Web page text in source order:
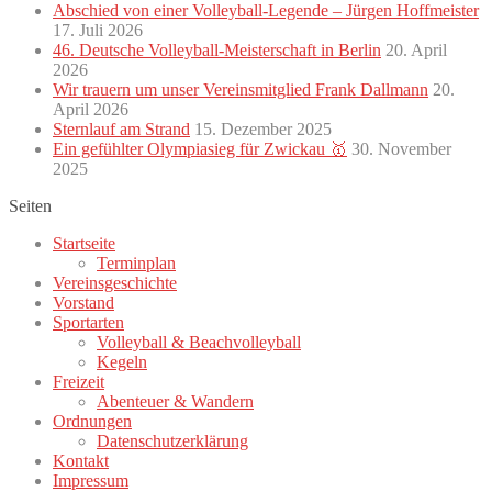
Abschied von einer Volleyball-Legende – Jürgen Hoffmeister
17. Juli 2026
46. Deutsche Volleyball-Meisterschaft in Berlin 20. April
2026
Wir trauern um unser Vereinsmitglied Frank Dallmann 20.
April 2026
Sternlauf am Strand 15. Dezember 2025
Ein gefühlter Olympiasieg für Zwickau 🥇 30. November
2025
Seiten
Startseite
Terminplan
Vereinsgeschichte
Vorstand
Sportarten
Volleyball & Beachvolleyball
Kegeln
Freizeit
Abenteuer & Wandern
Ordnungen
Datenschutzerklärung
Kontakt
Impressum